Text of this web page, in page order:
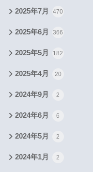
2025年7月 470
2025年6月 366
2025年5月 182
2025年4月 20
2024年9月 2
2024年6月 6
2024年5月 2
2024年1月 2